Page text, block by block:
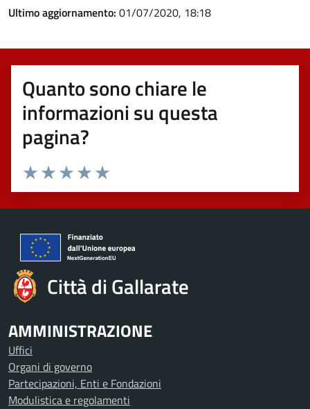
Ultimo aggiornamento: 01/07/2020, 18:18
Quanto sono chiare le
informazioni su questa
pagina?
Valuta 5 stelle su 5
Valuta 4 stelle su 5
Valuta 3 stelle su 5
Valuta 2 stelle su 5
Valuta 1 stelle su 5
Città di Gallarate
AMMINISTRAZIONE
Uffici
Organi di governo
Partecipazioni, Enti e Fondazioni
Modulistica e regolamenti